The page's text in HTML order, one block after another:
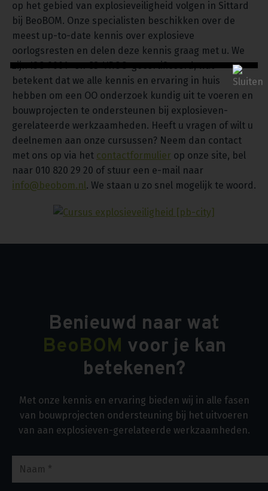
op het gebied van explosieveiligheid volgen in Sittard
bij BeoBOM. Onze specialisten beschikken over de
meest up-to-date kennis over explosieve
oorlogsresten en delen deze kennis graag met u. We
zijn ISO 9001- en CS-VROO-gecertificeerd, wat
betekent dat we alle kennis en ervaring in huis
hebben om een OO onderzoek kundig uit te voeren en
bouwprojecten te ondersteunen bij explosieven-
gerelateerde werkzaamheden. Heeft u vragen of wilt u
deelnemen aan onze cursussen? Neem dan contact
met ons op via het contactformulier op onze site, bel
naar 010 820 29 20 of stuur een e-mail naar
info@beobom.nl. We staan u zo snel mogelijk te woord.
Benieuwd naar wat
BeoBOM voor je kan
betekenen?
Met onze kennis en ervaring bieden wij in alle fasen
van bouwprojecten ondersteuning bij het uitvoeren
van aan explosieven-gerelateerde werkzaamheden.